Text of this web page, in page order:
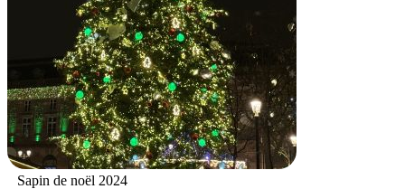
Sapin de noël 2024